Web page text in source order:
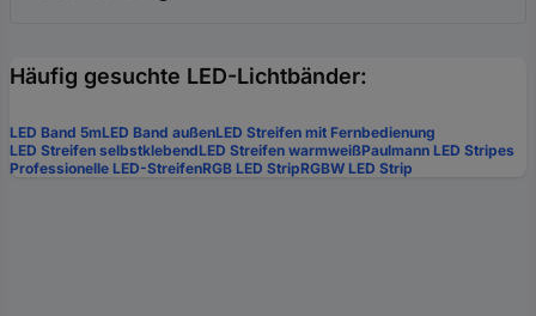
Häufig gesuchte LED-Lichtbänder:
LED Band 5mLED Band außenLED Streifen mit Fernbedienung
LED Streifen selbstklebendLED Streifen warmweißPaulmann LED Stripes
Professionelle LED-StreifenRGB LED StripRGBW LED Strip